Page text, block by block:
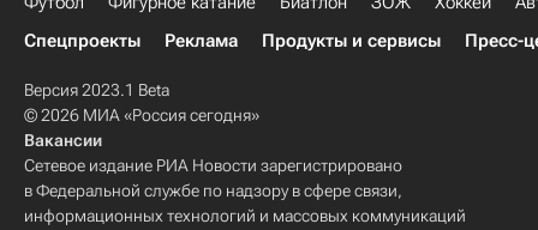
Спецпроекты
Реклама Продукты и сервисы Пресс-
Версия 2023.1 Beta
© 2026 МИА «Россия сегодня»
Вакансии
Сетевое издание РИА Новости зарегистрировано
в Федеральной службе по надзору в сфере связи,
информационных технологий и массовых коммуникаций